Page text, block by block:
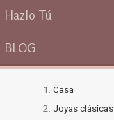
Hazlo Tú
BLOG
Casa
Joyas clásicas